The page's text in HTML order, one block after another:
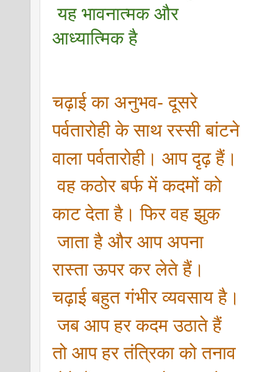
यह भावनात्मक और
आध्यात्मिक है
चढ़ाई का अनुभव- दूसरे
पर्वतारोही के साथ रस्सी बांटने
वाला पर्वतारोही। आप दृढ़ हैं।
वह कठोर बर्फ में कदमों को
काट देता है। फिर वह झुक
जाता है और आप अपना
रास्ता ऊपर कर लेते हैं।
चढ़ाई बहुत गंभीर व्यवसाय है।
जब आप हर कदम उठाते हैं
तो आप हर तंत्रिका को तनाव